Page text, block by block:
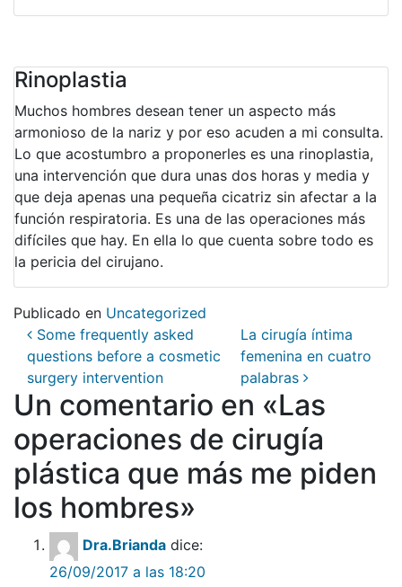
Rinoplastia
Muchos hombres desean tener un aspecto más
armonioso de la nariz y por eso acuden a mi consulta.
Lo que acostumbro a proponerles es una rinoplastia,
una intervención que dura unas dos horas y media y
que deja apenas una pequeña cicatriz sin afectar a la
función respiratoria. Es una de las operaciones más
difíciles que hay. En ella lo que cuenta sobre todo es
la pericia del cirujano.
Publicado en Uncategorized
Navegación de entradas
Some frequently asked
questions before a cosmetic
surgery intervention
La cirugía íntima
femenina en cuatro
palabras
Un comentario en «Las
operaciones de cirugía
plástica que más me piden
los hombres»
Dra.Brianda dice:
26/09/2017 a las 18:20